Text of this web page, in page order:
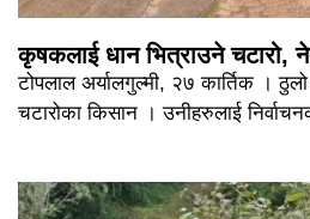
कृषकलाई धान भित्राउने चटारो,
टोपलाल अर्यालगुल्मी, २७ कार्तिक । ठुलो
चटारोका किसान । उनीहरुलाई